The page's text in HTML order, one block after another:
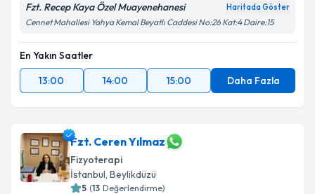
Fzt. Recep Kaya Özel Muayenehanesi Haritada Göster
Cennet Mahallesi Yahya Kemal Beyatlı Caddesi No:26 Kat:4 Daire:15
En Yakın Saatler
13:00
14:00 15:00 Daha Fazla
Fzt. Ceren Yılmaz
Fizyoterapi
İstanbul, Beylikdüzü
5 (13 Değerlendirme)